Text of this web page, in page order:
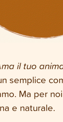
il tuo
semplice
Ma per
e naturale.